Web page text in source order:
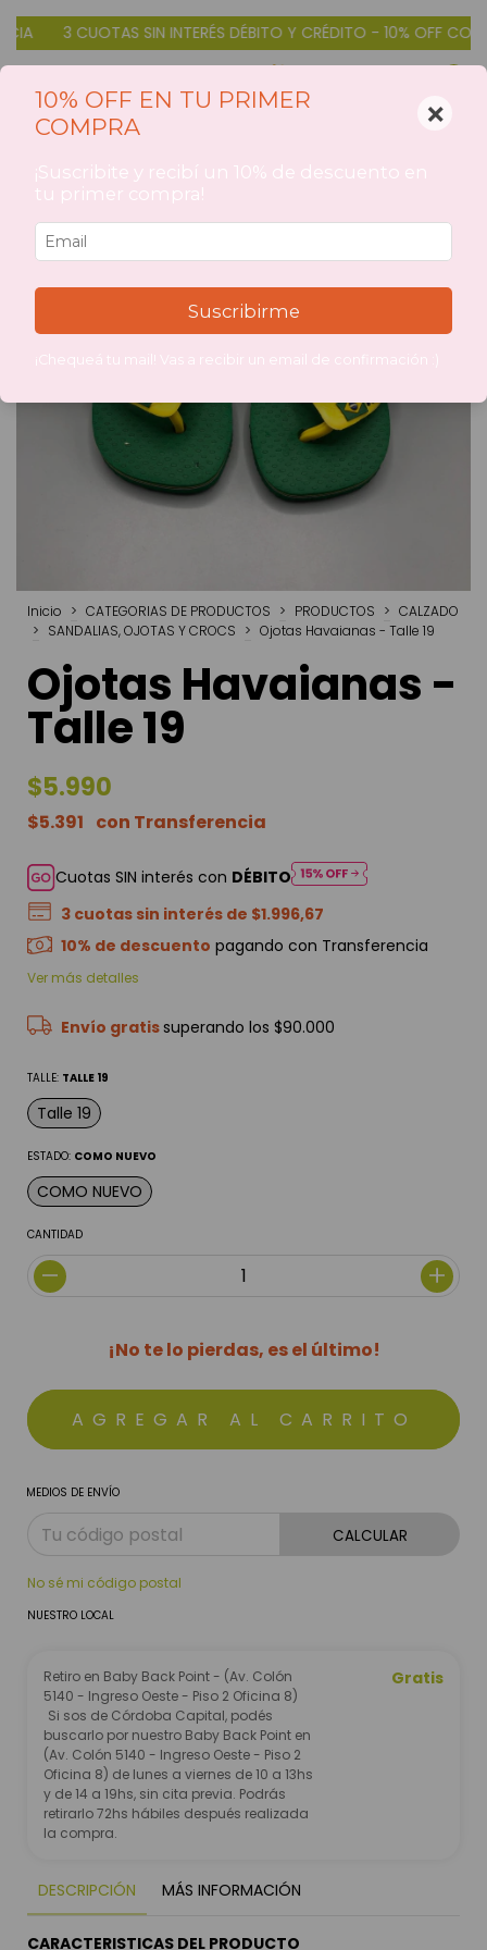
3 CUOTAS SIN INTERÉS DÉBITO Y CRÉDITO - 10% OFF CON
Inicio > CATEGORIAS DE PRODUCTOS > PRODUCTOS > CALZADO
> SANDALIAS, OJOTAS Y CROCS > Ojotas Havaianas - Talle 19
Ojotas Havaianas -
Talle 19
$5.990
$5.391
Cuotas SIN interés con DÉBITO
3 cuotas sin interés de $1.996,67
10% de descuento pagando con Transferencia
Ver más detalles
Envío gratissuperando los$90.000
TALLE: TALLE 19
Talle 19
ESTADO: COMO NUEVO
COMO NUEVO
CANTIDAD
¡No te lo pierdas, es el último!
MEDIOS DE ENVÍO
CALCULAR
No sé mi código postal
NUESTRO LOCAL
Retiro en Baby Back Point - (Av. Colón
5140 - Ingreso Oeste - Piso 2 Oficina 8)
Si sos de Córdoba Capital, podés
buscarlo por nuestro Baby Back Point en
(Av. Colón 5140 - Ingreso Oeste - Piso 2
Oficina 8) de lunes a viernes de 10 a 13hs
y de 14 a 19hs, sin cita previa. Podrás
retirarlo 72hs hábiles después realizada
la compra.
Gratis
DESCRIPCIÓN MÁS INFORMACIÓN
CARACTERISTICAS DEL PRODUCTO
10% OFF EN TU PRIMER
COMPRA
×
¡Suscribite y recibí un 10% de descuento en
tu primer compra!
Suscribirme
¡Chequeá tu mail! Vas a recibir un email de confirmación :)